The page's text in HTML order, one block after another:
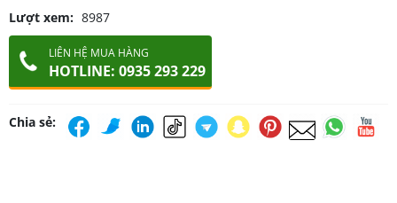
Lượt xem: 8987
LIÊN HỆ MUA HÀNG
HOTLINE: 0935 293 229
Chia sẻ: